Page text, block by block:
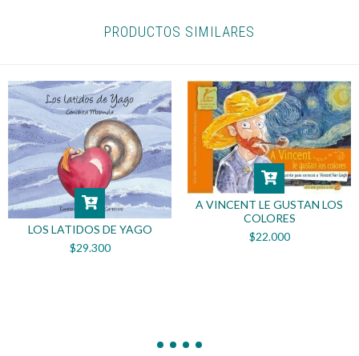
PRODUCTOS SIMILARES
LOS LATIDOS DE YAGO
$29.300
A VINCENT LE GUSTAN LOS
COLORES
$22.000